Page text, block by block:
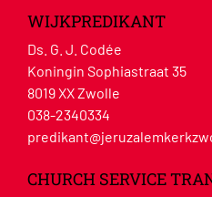
WIJKPREDIKANT
Ds. G. J. Codée
Koningin Sophiastraat 35
8019 XX Zwolle
038-2340334
CHURCH SERVICE